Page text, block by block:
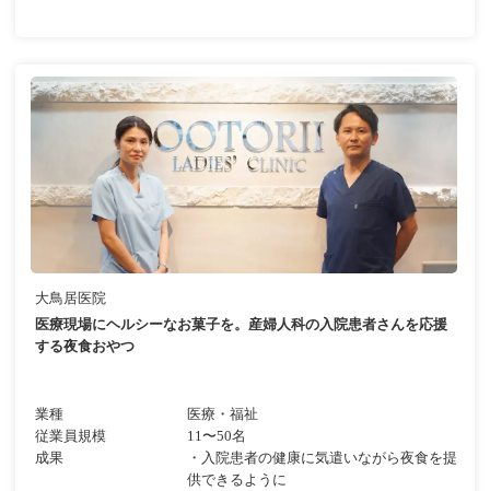
大鳥居医院
医療現場にヘルシーなお菓子を。産婦人科の入院患者さんを応援
する夜食おやつ
業種
医療・福祉
従業員規模
11〜50名
成果
・入院患者の健康に気遣いながら夜食を提
供できるように